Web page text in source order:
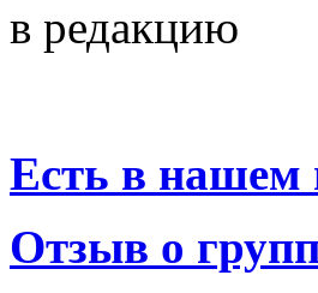
в редакцию
Есть в нашем
Отзыв о